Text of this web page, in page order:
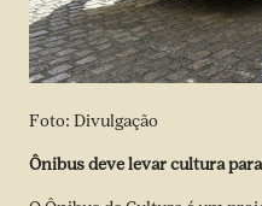
Foto: Divulgação
Ônibus deve levar cultura